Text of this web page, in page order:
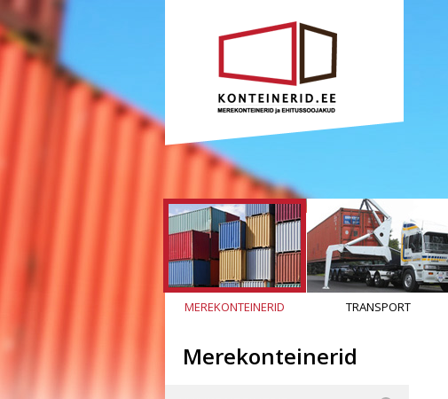
MEREKONTEINERID TRANSPORT
Merekonteinerid